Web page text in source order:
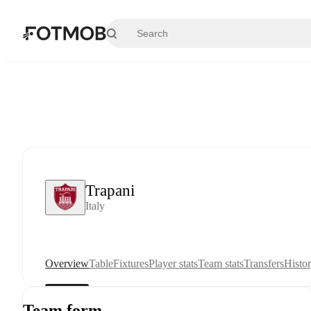
Trapani
Italy
OverviewTableFixturesPlayer statsTeam statsTransfers